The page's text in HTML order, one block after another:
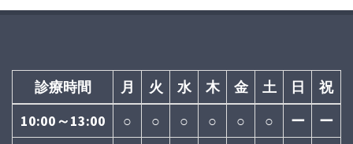
診療時間 月 火 水 木 金 土 日
祝
10:00～13:00
○ ○ ○ ○ ○ ○ ー
ー